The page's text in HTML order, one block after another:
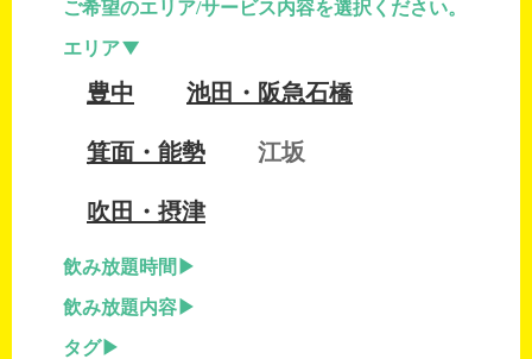
ご希望のエリア/サービス内容を選択ください。
エリア
豊中 池田・阪急石橋
箕面・能勢 江坂
吹田・摂津
飲み放題時間
飲み放題内容
タグ